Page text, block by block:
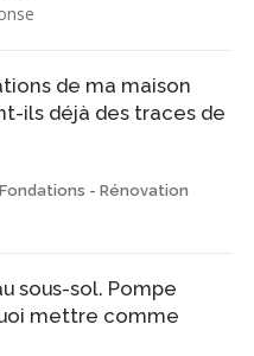
de ma maison
ils déjà des traces de
Fondations - Rénovation
sous-sol. Pompe
mettre comme